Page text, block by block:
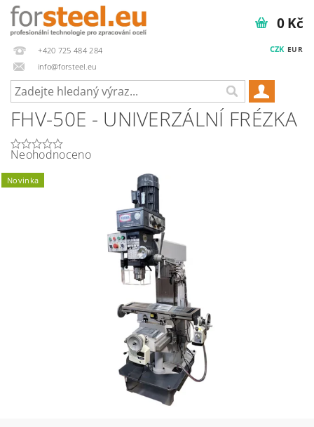
+420 725 484 284
info@forsteel.eu
CZK EUR
0 Kč
FHV-50E - UNIVERZÁLNÍ FRÉZKA
Neohodnoceno
Novinka